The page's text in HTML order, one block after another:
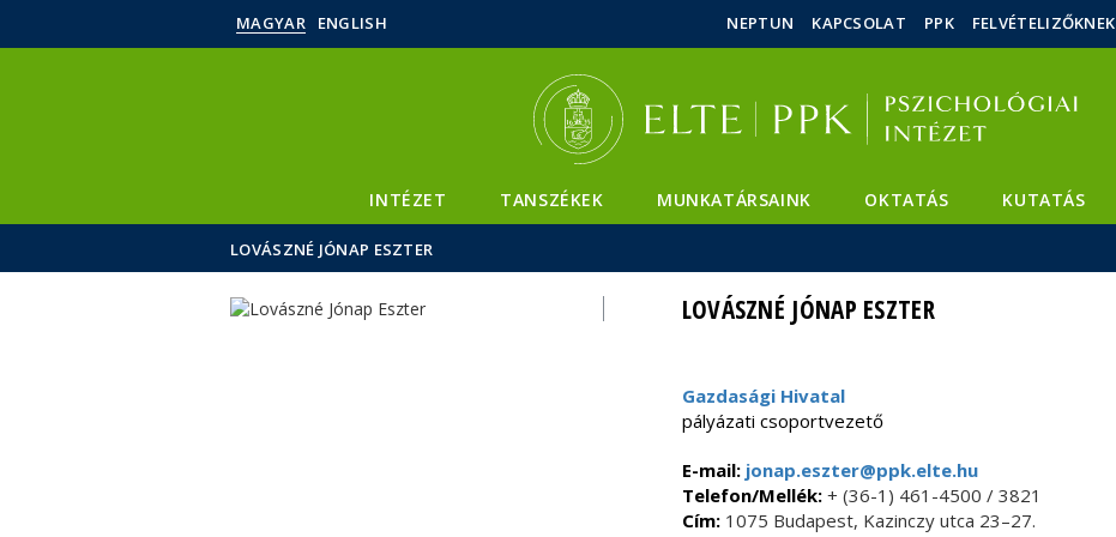
Hírek
Események
ELTE a
MAGYAR ENGLISH NEPTUN KAPCSOLAT PPK FELVÉTELIZŐKNEK
INTÉZET TANSZÉKEK MUNKATÁRSAINK OKTATÁS KUTATÁS
LOVÁSZNÉ JÓNAP ESZTER
LOVÁSZNÉ JÓNAP ESZTER
Gazdasági Hivatal
pályázati csoportvezető
E-mail:jonap.eszter@ppk.elte.hu
Telefon/Mellék:+ (36-1) 461-4500 / 3821
Cím:1075 Budapest, Kazinczy utca 23–27.